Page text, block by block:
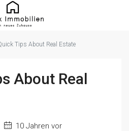
Tips About Real Estate
About Real
10 Jahren vor